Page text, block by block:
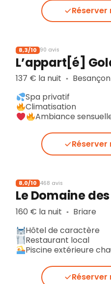
8,3/10 90 avis
L’appart[é]
137 € la nuit ▪︎ Besançon
Spa privatif
Climatisation
Ambiance
8,0/10 468 avis
Le Domaine
160 € la nuit ▪︎ Briare
Hôtel de caractère
Restaurant local
Piscine extérieure